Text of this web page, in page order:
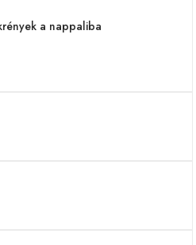
a nappaliba